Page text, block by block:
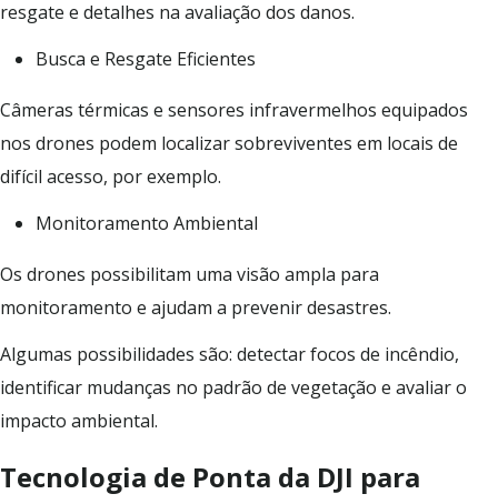
resgate e detalhes na avaliação dos danos.
Busca e Resgate Eficientes
Câmeras térmicas e sensores infravermelhos equipados
nos drones podem localizar sobreviventes em locais de
difícil acesso, por exemplo.
Monitoramento Ambiental
Os drones possibilitam uma visão ampla para
monitoramento e ajudam a prevenir desastres.
Algumas possibilidades são: detectar focos de incêndio,
identificar mudanças no padrão de vegetação e avaliar o
impacto ambiental.
Tecnologia de Ponta da DJI para